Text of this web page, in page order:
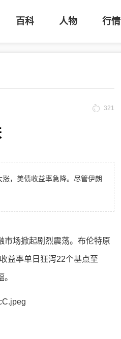
百科 人物 行情
321
，美债收益率急降。尽管伊朗
市场掀起剧烈震荡。布伦特原
益率单日狂泻22个基点至